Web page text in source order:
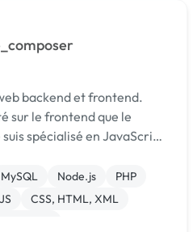
backend et frontend.
sur le frontend que le
spécialisé en JavaScript,
/
et bien d’autres
MySQL Node.js
PHP
CSS, HTML, XML